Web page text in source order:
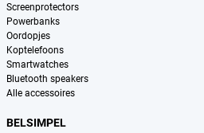
Screenprotectors
Powerbanks
Oordopjes
Koptelefoons
Smartwatches
Bluetooth speakers
Alle accessoires
BELSIMPEL